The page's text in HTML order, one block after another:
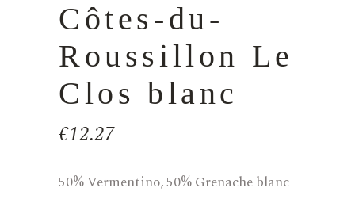
Côtes-du-
Roussillon Le
Clos blanc
€12.27
50% Vermentino, 50% Grenache blanc